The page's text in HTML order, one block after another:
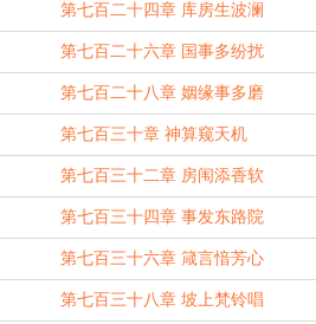
第七百二十四章 库房生波澜
第七百二十六章 国事多纷扰
第七百二十八章 姻缘事多磨
第七百三十章 神算窥天机
第七百三十二章 房闱添香软
第七百三十四章 事发东路院
第七百三十六章 箴言愔芳心
第七百三十八章 坡上梵铃唱